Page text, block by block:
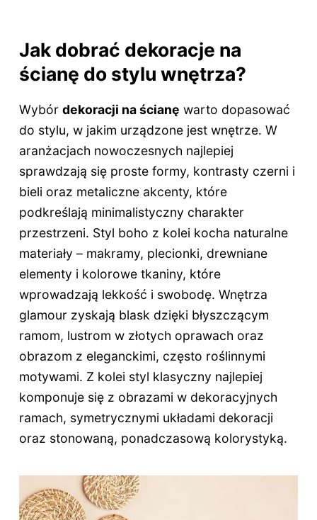
Jak dobrać dekoracje na
ścianę do stylu wnętrza?
Wybór dekoracji na ścianę warto dopasować
do stylu, w jakim urządzone jest wnętrze. W
aranżacjach nowoczesnych najlepiej
sprawdzają się proste formy, kontrasty czerni i
bieli oraz metaliczne akcenty, które
podkreślają minimalistyczny charakter
przestrzeni. Styl boho z kolei kocha naturalne
materiały – makramy, plecionki, drewniane
elementy i kolorowe tkaniny, które
wprowadzają lekkość i swobodę. Wnętrza
glamour zyskają blask dzięki błyszczącym
ramom, lustrom w złotych oprawach oraz
obrazom z eleganckimi, często roślinnymi
motywami. Z kolei styl klasyczny najlepiej
komponuje się z obrazami w dekoracyjnych
ramach, symetrycznymi układami dekoracji
oraz stonowaną, ponadczasową kolorystyką.